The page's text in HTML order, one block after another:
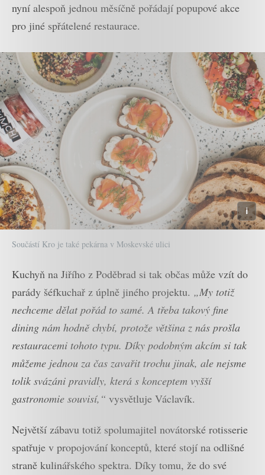
nyní alespoň jednou měsíčně pořádají popupové akce
pro jiné spřátelené restaurace.
Součástí Kro je také pekárna v Moskevské ulici
Kuchyň na Jiřího z Poděbrad si tak občas může vzít do
parády šéfkuchař z úplně jiného projektu. „My totiž
nechceme dělat pořád to samé. A třeba takový fine
dining nám hodně chybí, protože většina z nás prošla
restauracemi tohoto typu. Díky podobným akcím si tak
můžeme jednou za čas zavařit trochu jinak, ale nejsme
tolik svázáni pravidly, která s konceptem vyšší
gastronomie souvisí,“ vysvětluje Václavík.
Největší zábavu totiž spolumajitel novátorské rotisserie
spatřuje v propojování konceptů, které stojí na odlišné
straně kulinářského spektra. Díky tomu, že do své